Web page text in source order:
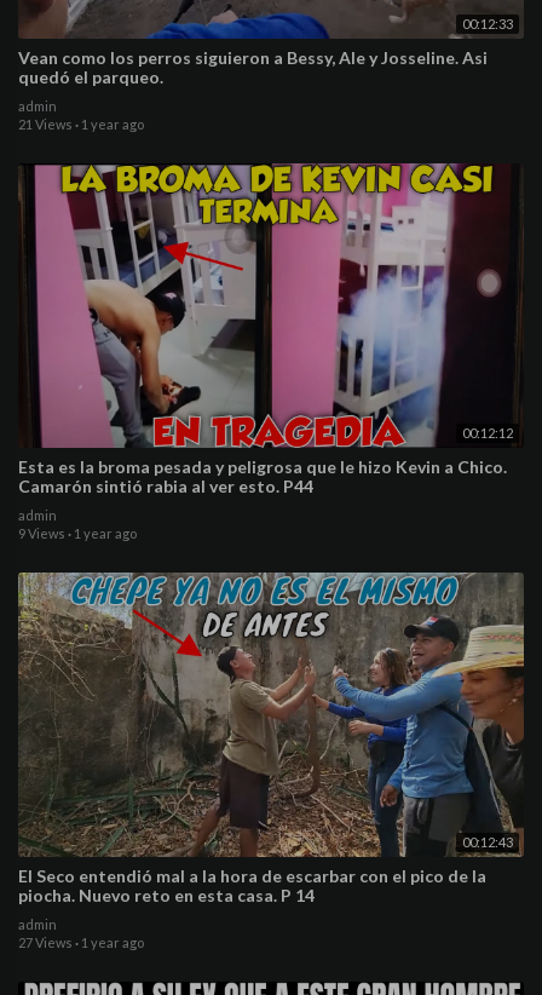
00:12:33
Vean como los perros siguieron a Bessy, Ale y Josseline. Asi
quedó el parqueo.
admin
21 Views · 1 year ago
00:12:12
Esta es la broma pesada y peligrosa que le hizo Kevin a Chico.
Camarón sintió rabia al ver esto. P44
admin
9 Views · 1 year ago
00:12:43
El Seco entendió mal a la hora de escarbar con el pico de la
piocha. Nuevo reto en esta casa. P 14
admin
27 Views · 1 year ago